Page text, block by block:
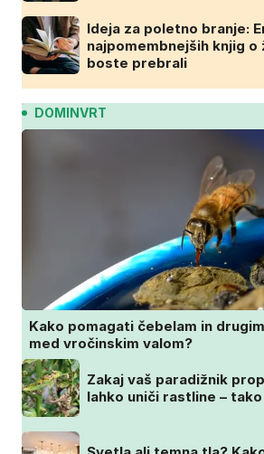
Ideja za poletno branje:
najpomembnejših knjig o
boste prebrali
DOMINVRT
Kako pomagati čebelam in
med vročinskim valom?
Zakaj vaš paradižnik
lahko uniči rastline –